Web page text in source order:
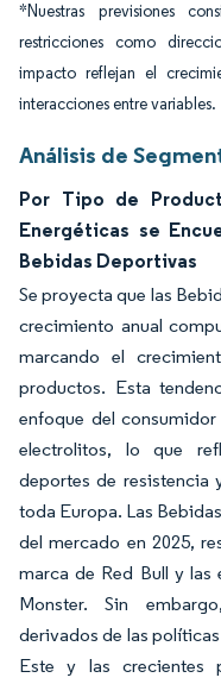
*Nuestras previsiones
restricciones como
impacto reflejan el
interacciones entre variables.
Análisis de
Por Tipo de
Energéticas se
Bebidas Deportivas
Se proyecta que las
crecimiento anual
marcando el
productos. Esta
enfoque del
electrolitos, lo que
deportes de resistencia
toda Europa. Las
del mercado en 2025,
marca de Red Bull y las
Monster. Sin
derivados de las
Este y las crecientes